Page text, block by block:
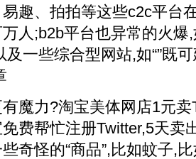
趣、拍拍等这些c2c平台
人;b2b平台也异常的火爆
及一些综合型网站,如“”既
魔力?淘宝美体网店1元
费帮忙注册Twitter,5天卖
奇怪的“商品”,比如蚊子,